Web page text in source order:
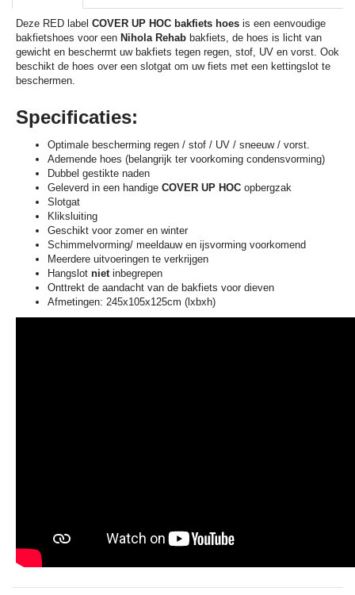
Deze RED label COVER UP HOC bakfiets hoes is een eenvoudige
bakfietshoes voor een Nihola Rehab bakfiets, de hoes is licht van
gewicht en beschermt uw bakfiets tegen regen, stof, UV en vorst. Ook
beschikt de hoes over een slotgat om uw fiets met een kettingslot te
beschermen.
Specificaties:
Optimale bescherming regen / stof / UV / sneeuw / vorst.
Ademende hoes (belangrijk ter voorkoming condensvorming)
Dubbel gestikte naden
Geleverd in een handige COVER UP HOC opbergzak
Slotgat
Kliksluiting
Geschikt voor zomer en winter
Schimmelvorming/ meeldauw en ijsvorming voorkomend
Meerdere uitvoeringen te verkrijgen
Hangslot nietinbegrepen
Onttrekt de aandacht van de bakfiets voor dieven
Afmetingen: 245x105x125cm (lxbxh)